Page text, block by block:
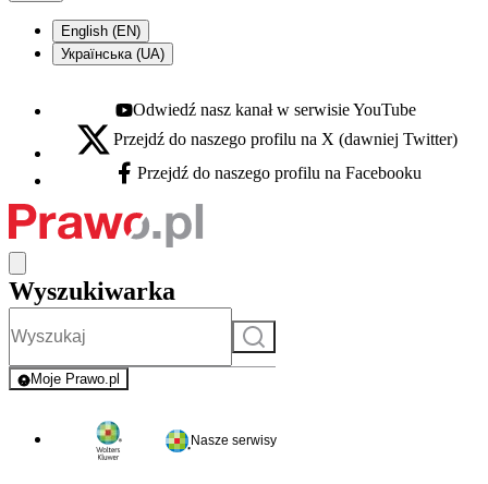
English (EN)
Українська (UA)
Youtube - otwiera się w nowej karcie
Odwiedź nasz kanał w serwisie YouTube
X - otwiera się w nowej karcie
Przejdź do naszego profilu na X (dawniej Twitter)
Facebook - otwiera się w nowej karcie
Przejdź do naszego profilu na Facebooku
Wyszukiwarka
Szukaj
Moje Prawo.pl
- rejestracja i logowanie do serwisu
Nasze serwisy